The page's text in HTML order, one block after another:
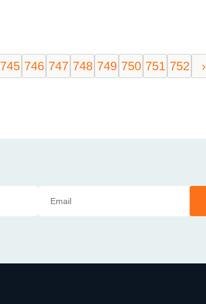
745 746 747 748 749 750 751 752
›